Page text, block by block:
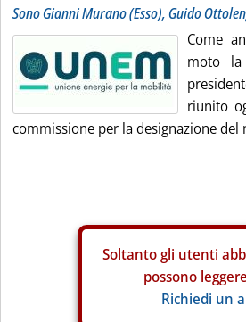
Sono Gianni Murano (Esso), Guido
Come
moto la
riunito
commissione per la designazione del
Soltanto gli utenti
possono
Richiedi un